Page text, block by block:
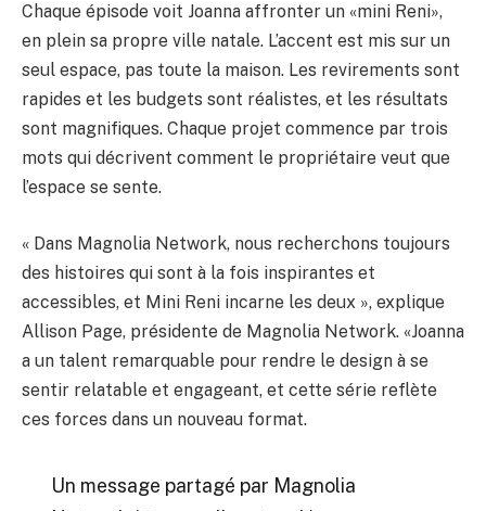
Chaque épisode voit Joanna affronter un «mini Reni»,
en plein sa propre ville natale. L’accent est mis sur un
seul espace, pas toute la maison. Les revirements sont
rapides et les budgets sont réalistes, et les résultats
sont magnifiques. Chaque projet commence par trois
mots qui décrivent comment le propriétaire veut que
l’espace se sente.
« Dans Magnolia Network, nous recherchons toujours
des histoires qui sont à la fois inspirantes et
accessibles, et Mini Reni incarne les deux », explique
Allison Page, présidente de Magnolia Network. «Joanna
a un talent remarquable pour rendre le design à se
sentir relatable et engageant, et cette série reflète
ces forces dans un nouveau format.
Un message partagé par Magnolia